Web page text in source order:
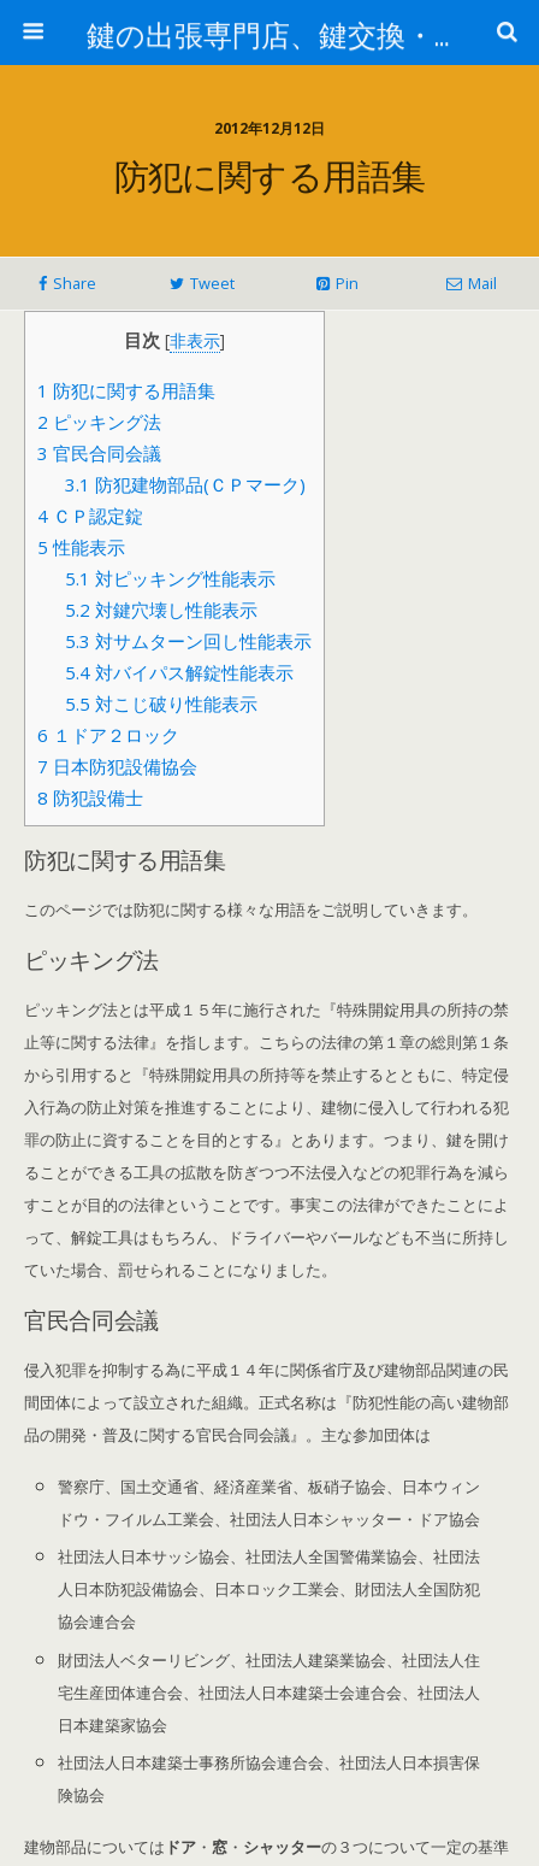
鍵の出張専門店、鍵交換・修理が格安料金/東京・埼玉・さいたま市
2012年12月12日
防犯に関する用語集
Share Tweet Pin Mail
目次 [非表示]
1 防犯に関する用語集
2 ピッキング法
3 官民合同会議
3.1 防犯建物部品(ＣＰマーク)
4 ＣＰ認定錠
5 性能表示
5.1 対ピッキング性能表示
5.2 対鍵穴壊し性能表示
5.3 対サムターン回し性能表示
5.4対バイパス解錠性能表示
5.5 対こじ破り性能表示
6 １ドア２ロック
7 日本防犯設備協会
8 防犯設備士
防犯に関する用語集
このページでは防犯に関する様々な用語をご説明していきます。
ピッキング法
ピッキング法とは平成１５年に施行された『特殊開錠用具の所持の禁
止等に関する法律』を指します。こちらの法律の第１章の総則第１条
から引用すると『特殊開錠用具の所持等を禁止するとともに、特定侵
入行為の防止対策を推進することにより、建物に侵入して行われる犯
罪の防止に資することを目的とする』とあります。つまり、鍵を開け
ることができる工具の拡散を防ぎつつ不法侵入などの犯罪行為を減ら
すことが目的の法律ということです。事実この法律ができたことによ
って、解錠工具はもちろん、ドライバーやバールなども不当に所持し
ていた場合、罰せられることになりました。
官民合同会議
侵入犯罪を抑制する為に平成１４年に関係省庁及び建物部品関連の民
間団体によって設立された組織。正式名称は『防犯性能の高い建物部
品の開発・普及に関する官民合同会議』。主な参加団体は
警察庁、国土交通省、経済産業省、板硝子協会、日本ウィン
ドウ・フイルム工業会、社団法人日本シャッター・ドア協会
社団法人日本サッシ協会、社団法人全国警備業協会、社団法
人日本防犯設備協会、日本ロック工業会、財団法人全国防犯
協会連合会
財団法人ベターリビング、社団法人建築業協会、社団法人住
宅生産団体連合会、社団法人日本建築士会連合会、社団法人
日本建築家協会
社団法人日本建築士事務所協会連合会、社団法人日本損害保
険協会
建物部品については ドア ・ 窓 ・ シャッターの３つについて一定の基準